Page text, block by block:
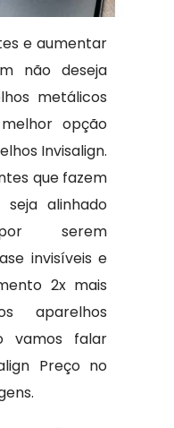
e aumentar
não deseja
metálicos
opção
Invisalign.
que fazem
alinhado
por serem
invisíveis e
2x mais
aparelhos
vamos falar
Preço no